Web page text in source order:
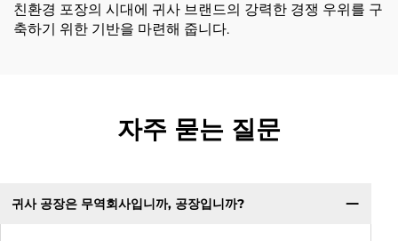
친환경 포장의 시대에 귀사 브랜드의 강력한 경쟁 우위를 구
축하기 위한 기반을 마련해 줍니다.
자주 묻는 질문
귀사 공장은 무역회사입니까, 공장입니까?